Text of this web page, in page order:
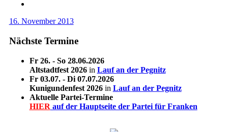
16. November 2013
Nächste Termine
Fr 26. - So 28.06.2026
Altstadtfest 2026in Lauf an der Pegnitz
Fr 03.07. - Di 07.07.2026
Kunigundenfest 2026in Lauf an der Pegnitz
Aktuelle Partei-Termine
HIER auf der Hauptseite der Partei für Franken